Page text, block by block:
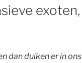
dan duiken er in